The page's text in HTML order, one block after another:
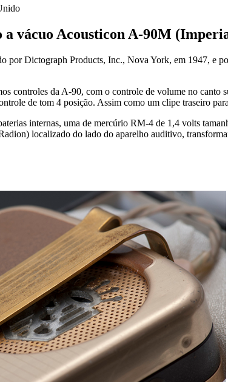
vácuo Acousticon A-90M
Dictograph Products, Inc., Nova York, em 1947, e
controles da A-90, com o controle de volume no
de tom 4 posição. Assim como um clipe traseiro
internas, uma de mercúrio RM-4 de 1,4 volts
localizado do lado do aparelho auditivo,